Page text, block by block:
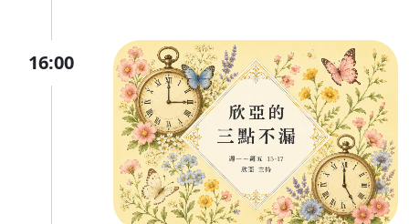
16:00